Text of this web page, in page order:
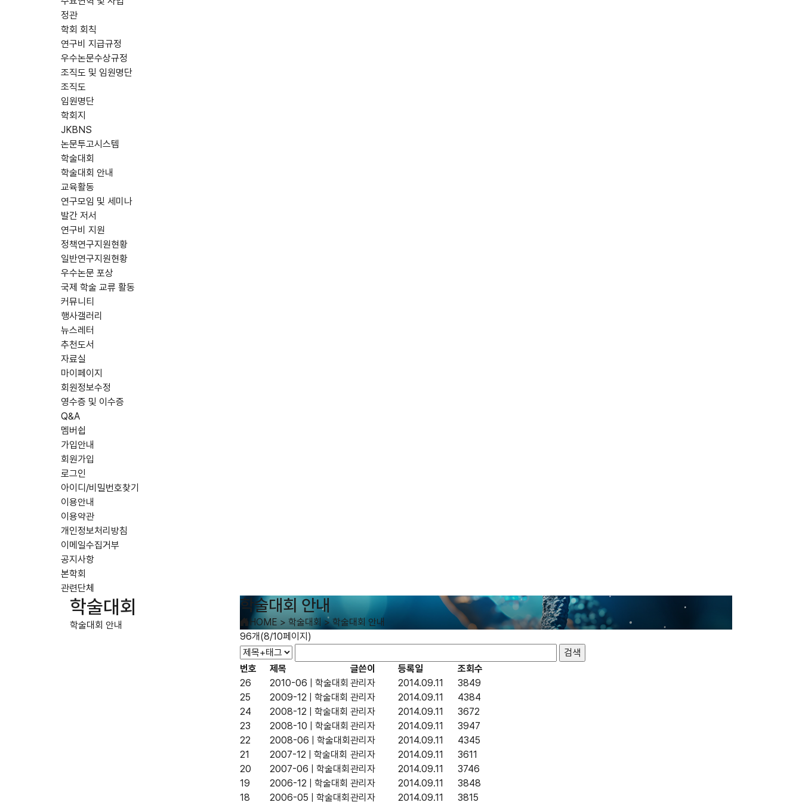
정관
학회 회칙
연구비 지급규정
우수논문수상규정
조직도 및 임원명단
조직도
임원명단
학회지
JKBNS
논문투고시스템
학술대회
학술대회 안내
교육활동
연구모임 및 세미나
발간 저서
연구비 지원
정책연구지원현황
일반연구지원현황
우수논문 포상
국제 학술 교류 활동
커뮤니티
행사갤러리
뉴스레터
추천도서
자료실
마이페이지
회원정보수정
영수증 및 이수증
Q&A
멤버쉽
가입안내
회원가입
로그인
아이디/비밀번호찾기
이용안내
이용약관
개인정보처리방침
이메일수집거부
공지사항
본학회
관련단체
학술대회
학술대회 안내
학술대회 안내
HOME > 학술대회 >학술대회 안내
96개(8/10페이지)
번호 제목 글쓴이 등록일
조회수
26
2010-06 | 학술대회 관리자 2014.09.11
3849
25
2009-12 | 학술대회 관리자 2014.09.11
4384
24
2008-12 | 학술대회 관리자 2014.09.11
3672
23
2008-10 | 학술대회 관리자 2014.09.11
3947
22
2008-06 | 학술대회 관리자 2014.09.11
4345
21
2007-12 | 학술대회 관리자 2014.09.11
3611
20
2007-06 | 학술대회 관리자 2014.09.11
3746
19
2006-12 | 학술대회 관리자 2014.09.11
3848
18
2006-05 | 학술대회 관리자 2014.09.11 3815